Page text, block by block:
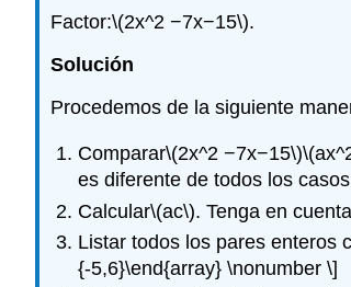
Factor:\(2x^2 −7x−15\).
Solución
Procedemos de la siguiente
Comparar\(2x^2 −7x−15\)
es diferente de todos los
Calcular\(ac\). Tenga en
Listar todos los pares enteros
{-5,6}\end{array} \nonumber \]